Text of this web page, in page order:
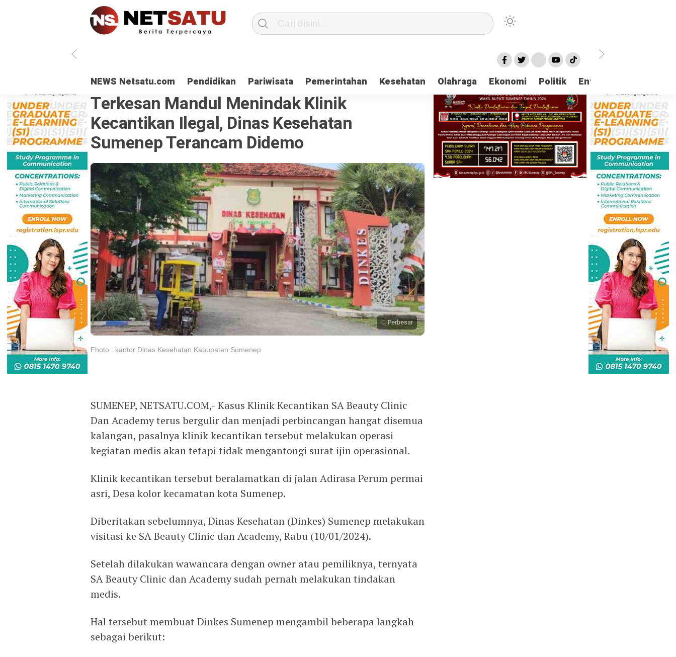
NEWS Netsatu.com Pendidikan Pariwisata Pemerintahan Kesehatan Olahraga Ekonomi Politik Entertaintment
KESEHATAN· 23 Jan 2024
Terkesan Mandul Menindak Klinik
Kecantikan Ilegal, Dinas Kesehatan
Sumenep Terancam Didemo
Perbesar
Fhoto : kantor Dinas Kesehatan Kabupaten Sumenep
SUMENEP, NETSATU.COM,- Kasus Klinik Kecantikan SA Beauty Clinic
Dan Academy terus bergulir dan menjadi perbincangan hangat disemua
kalangan, pasalnya klinik kecantikan tersebut melakukan operasi
kegiatan medis akan tetapi tidak mengantongi surat ijin operasional.
Klinik kecantikan tersebut beralamatkan di jalan Adirasa Perum permai
asri, Desa kolor kecamatan kota Sumenep.
Diberitakan sebelumnya, Dinas Kesehatan (Dinkes) Sumenep melakukan
visitasi ke SA Beauty Clinic dan Academy, Rabu (10/01/2024).
Setelah dilakukan wawancara dengan owner atau pemiliknya, ternyata
SA Beauty Clinic dan Academy sudah pernah melakukan tindakan
medis.
Hal tersebut membuat Dinkes Sumenep mengambil beberapa langkah
sebagai berikut: